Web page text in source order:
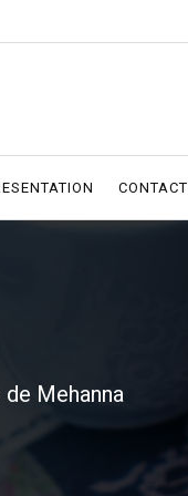
CONTACT
Mehanna